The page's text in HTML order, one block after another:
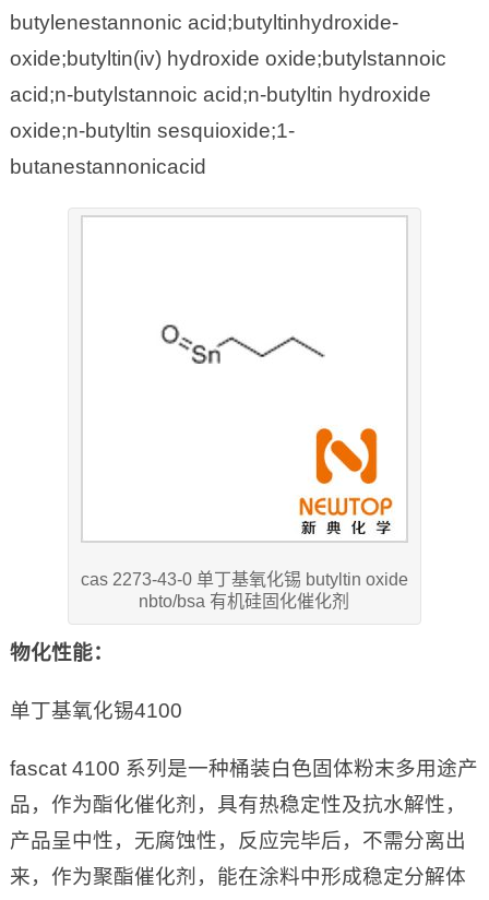
butylenestannonic acid;butyltinhydroxide-
oxide;butyltin(iv) hydroxide oxide;butylstannoic
acid;n-butylstannoic acid;n-butyltin hydroxide
oxide;n-butyltin sesquioxide;1-
butanestannonicacid
cas 2273-43-0 单丁基氧化锡 butyltin oxide
nbto/bsa 有机硅固化催化剂
物化性能：
单丁基氧化锡4100
fascat 4100 系列是一种桶装白色固体粉末多用途产
品，作为酯化催化剂，具有热稳定性及抗水解性，
产品呈中性，无腐蚀性，反应完毕后，不需分离出
来，作为聚酯催化剂，能在涂料中形成稳定分解体